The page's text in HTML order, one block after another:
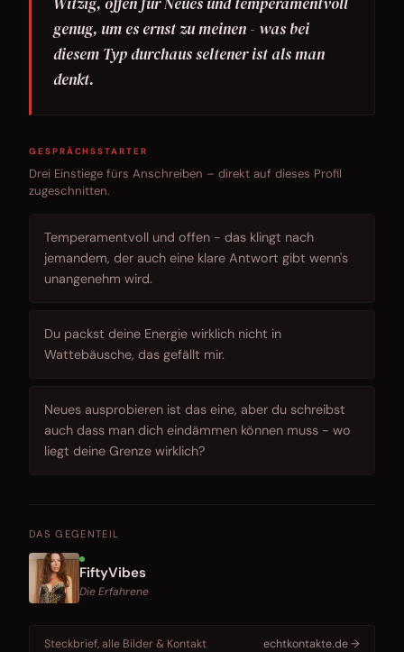
Witzig, offen für Neues und temperamentvoll
genug, um es ernst zu meinen - was bei
diesem Typ durchaus seltener ist als man
denkt.
GESPRÄCHSSTARTER
Drei Einstiege fürs Anschreiben – direkt auf dieses Profil
zugeschnitten.
Temperamentvoll und offen - das klingt nach
jemandem, der auch eine klare Antwort gibt wenn's
unangenehm wird.
Du packst deine Energie wirklich nicht in
Wattebäusche, das gefällt mir.
Neues ausprobieren ist das eine, aber du schreibst
auch dass man dich eindämmen können muss - wo
liegt deine Grenze wirklich?
DAS GEGENTEIL
FiftyVibes
Die Erfahrene
Steckbrief, alle Bilder & Kontakt echtkontakte.de →